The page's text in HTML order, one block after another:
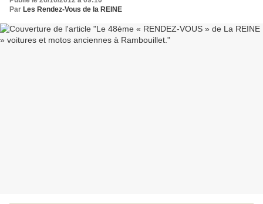
Par Les Rendez-Vous de la REINE